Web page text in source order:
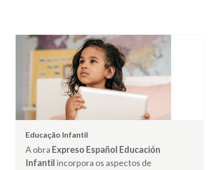
Educação Infantil
A obra Expreso Español Educación
Infantilincorpora os aspectos de